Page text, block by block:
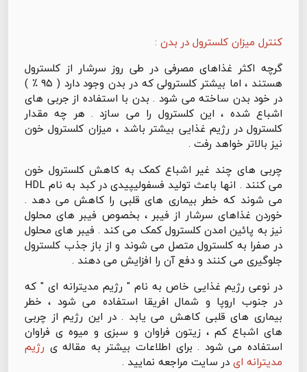
کنترل میزان کلسترول در بدن :
گرچه اکثر غذاهای مصرفی در طی روز سرشار از کلسترول
هستند ، اما بیشتر کلسترولی که در بدن وجود دارد ( ۹۵ ٪ )
در خود بدن ساخته می شود . بدن با استفاده از جربی های
اشباع شده ، این کلسترول را می سازد . هر چه مقدار
کلسترول در رژیم غذایی بیشتر باشد ، میزان کلسترول خون
نیز بالاتر خواهد رفت .
چربی های چند غیر اشباع کمک به کاهش کلسترول خون
می کنند . انها باعث تولید فسفولیپیدی در کبد به نام HDL
می شوند که خطر بیماری های قلبی را کاهش می دهد .
خوردن غذاهای سرشار از فیبر ، بخصوص فیبر های محلول
نیز به پائین امدن کلسترول کمک می کند . فیبر های محلول
در صفرا به کلسترول متصل می شوند و از باز جذب کلسترول
جلوگیری می کنند و دفع آن را افزایش می دهند .
در نوعی رژیم غذایی خاص به نام " رژیم مدیترانه ای " که
در جنوب اروپا و شمال افریقا استفاده می شود ، خطر
بیماری های قلبی کاهش می یابد . در این رژیم از چربی
های اشباع کم ، زیتون فراوان و سبزی و میوه ی فراوان
استفاده می شود . برای اطلاعات بیشتر به مقاله ی رژیم
مدیترانه ایدر سایت مراجعه نمایید .